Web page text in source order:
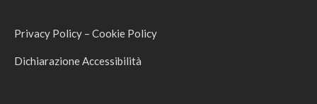
Privacy Policy – Cookie Policy
Dichiarazione Accessibilità